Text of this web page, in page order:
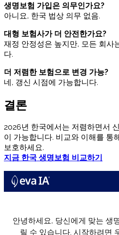
생명보험 가입은 의무인가요?
아니요, 한국 법상 의무 없음.
대형 보험사가 더 안전한가요?
재정 안정성은 높지만, 모든 회사
다.
더 저렴한 보험으로 변경 가능?
네, 갱신 시점에 가능합니다.
결론
2026년 한국에서는 저렴하면서
이 가능합니다. 비교와 이해를 통
보호하세요.
지금 한국 생명보험 비교하기
안녕하세요, 당신에게 맞는 생
릴 수 있습니다. 시작하려면